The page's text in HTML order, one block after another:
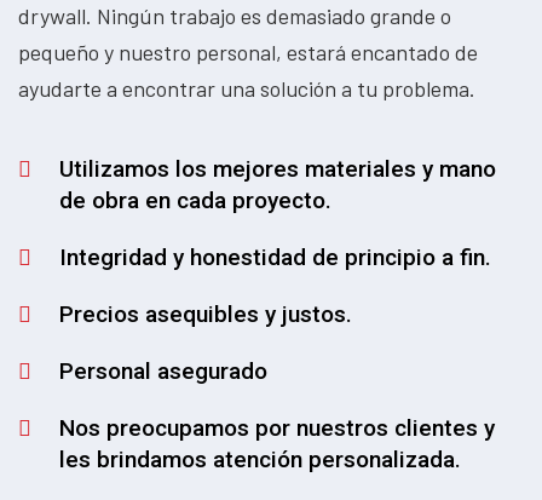
drywall. Ningún trabajo es demasiado grande o
pequeño y nuestro personal, estará encantado de
ayudarte a encontrar una solución a tu problema.
Utilizamos los mejores materiales y mano
de obra en cada proyecto.
Integridad y honestidad de principio a fin.
Precios asequibles y justos.
Personal asegurado
Nos preocupamos por nuestros clientes y
les brindamos atención personalizada.